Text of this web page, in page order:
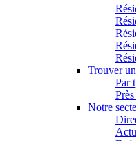
Trouver
Par
Notre